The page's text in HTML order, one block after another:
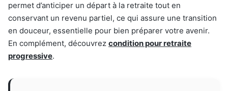
permet d’anticiper un départ à la retraite tout en
conservant un revenu partiel, ce qui assure une transition
en douceur, essentielle pour bien préparer votre avenir.
En complément, découvrez condition pour retraite
progressive.